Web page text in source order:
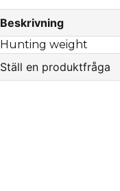
Beskrivning
Hunting weight
Ställ en produktfråga